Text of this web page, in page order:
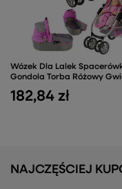
Wózek Dla Lalek
Gondola Torba Różowy
182,84 zł
NAJCZĘŚCIEJ